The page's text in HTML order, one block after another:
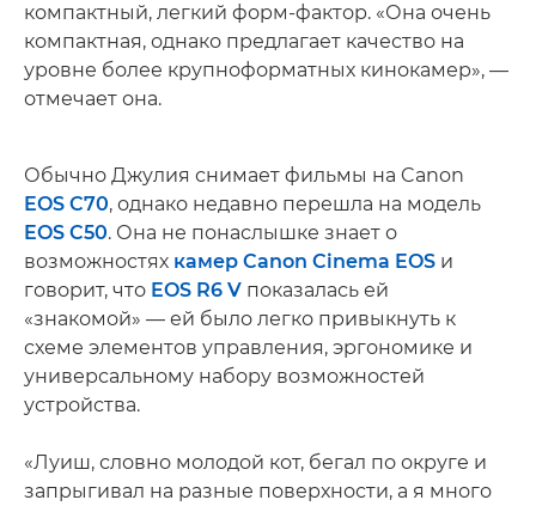
компактный, легкий форм-фактор. «Она очень
компактная, однако предлагает качество на
уровне более крупноформатных кинокамер», —
отмечает она.
Обычно Джулия снимает фильмы на Canon
EOS C70, однако недавно перешла на модель
EOS C50. Она не понаслышке знает о
возможностях камер Canon Cinema EOS и
говорит, что EOS R6 V показалась ей
«знакомой» — ей было легко привыкнуть к
схеме элементов управления, эргономике и
универсальному набору возможностей
устройства.
«Луиш, словно молодой кот, бегал по округе и
запрыгивал на разные поверхности, а я много